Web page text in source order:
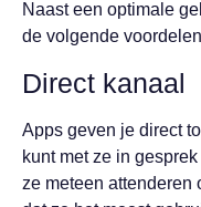
Naast een optimale
de volgende
Direct kanaal
Apps geven je direct
kunt met ze in
ze meteen attenderen